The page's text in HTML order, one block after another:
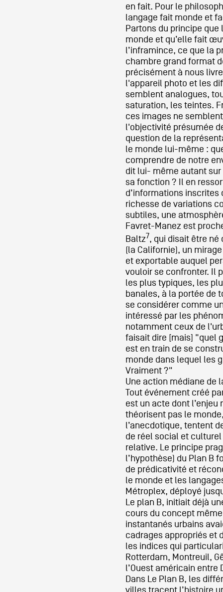
en fait. Pour le
langage fait monde et
Partons du principe
monde et qu’elle fait
l’inframince, ce que la
chambre grand format
précisément à nous
l'appareil photo et les
semblent analogues,
saturation, les teintes.
ces images ne
l'objectivité présumée
question de la
le monde lui-même :
comprendre de notre
dit lui- même autant
sa fonction ? Il en
d’informations inscrites
richesse de variations
subtiles, une
Favret-Manez est
Baltz7, qui disait être né
(la Californie), un
et exportable auquel
vouloir se confronter. Il
les plus typiques, les
banales, à la portée de
se considérer comme
intéressé par les
notamment ceux de
faisait dire [mais] "quel
est en train de se
monde dans lequel les
Vraiment ?"
Une action médiane de
Tout événement créé
est un acte dont
théorisent pas le
l’anecdotique, tentent
de réel social et
relative. Le principe
l’hypothèse) du Plan B
de prédicativité et
le monde et les
Métroplex, déployé
Le plan B, initiait déjà
cours du concept
instantanés urbains
cadrages appropriés et
les indices qui
Rotterdam, Montreuil,
l’Ouest américain entre
Dans Le Plan B, les